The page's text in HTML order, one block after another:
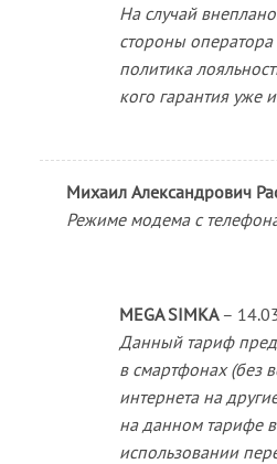
На случай
стороны оператора
политика
кого гарантия уже
Михаил Александрович
Режиме модема с
MEGA SIMKA –
Данный тариф
в смартфонах (без
интернета на
на данном тарифе
использовании